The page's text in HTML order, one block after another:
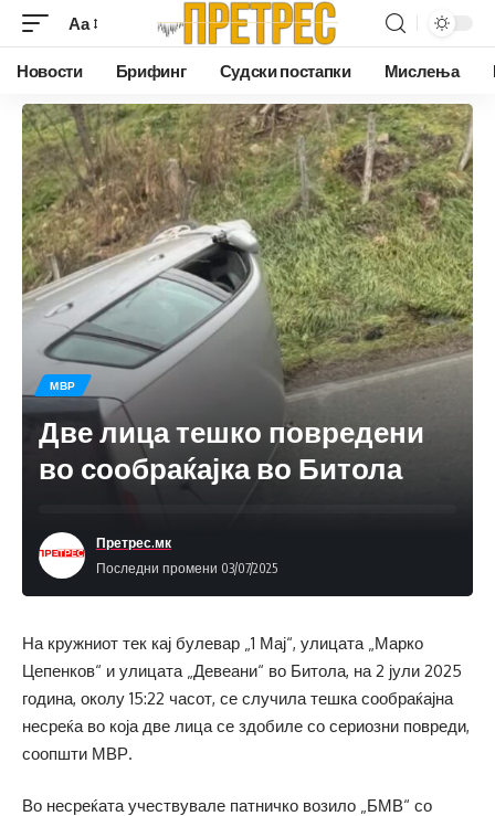
Аа
Новости Брифинг Судски постапки Мислења
МВР
Две лица тешко повредени
во сообраќајка во Битола
Последни промени 03/07/2025
Претрес.мк
На кружниот тек кај булевар „1 Мај“, улицата „Марко
Цепенков“ и улицата „Девеани“ во Битола, на 2 јули 2025
година, околу 15:22 часот, се случила тешка сообраќајна
несреќа во која две лица се здобиле со сериозни повреди,
соопшти МВР.
Во несреќата учествувале патничко возило „БМВ“ со